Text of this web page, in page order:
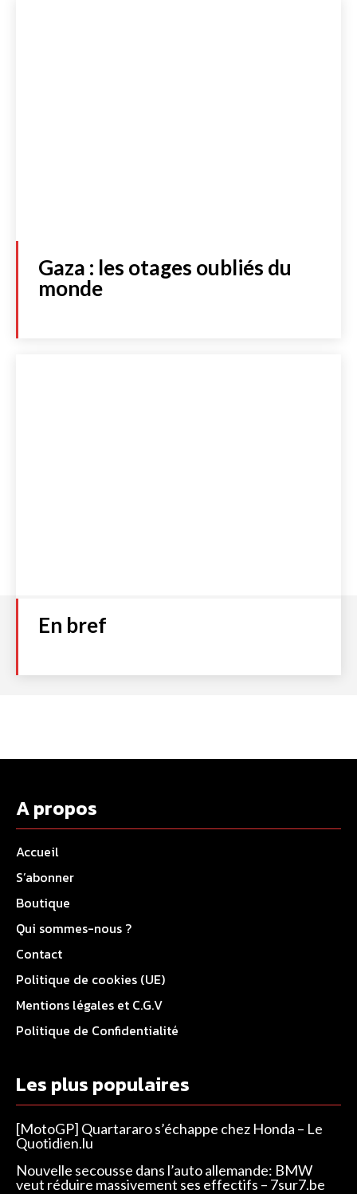
Gaza : les otages oubliés du
monde
En bref
A propos
Accueil
S’abonner
Boutique
Qui sommes-nous ?
Contact
Politique de cookies (UE)
Mentions légales et C.G.V
Politique de Confidentialité
Les plus populaires
[MotoGP] Quartararo s’échappe chez Honda – Le
Quotidien.lu
Nouvelle secousse dans l’auto allemande: BMW
veut réduire massivement ses effectifs – 7sur7.be